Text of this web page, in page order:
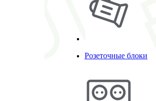
Розеточные блоки